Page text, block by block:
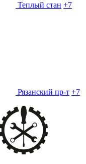
Теплый стан +7
Рязанский пр-т +7